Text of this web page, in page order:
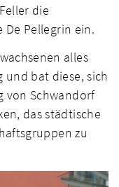
die
De Pellegrin ein.
alles
und bat diese, sich
von Schwandorf
das städtische
zu